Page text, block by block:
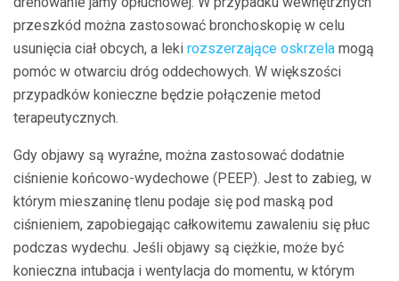
przeszkód można zastosować bronchoskopię w celu
usunięcia ciał obcych, a leki rozszerzające oskrzela mogą
pomóc w otwarciu dróg oddechowych. W większości
przypadków konieczne będzie połączenie metod
terapeutycznych.
Gdy objawy są wyraźne, można zastosować dodatnie
ciśnienie końcowo-wydechowe (PEEP). Jest to zabieg, w
którym mieszaninę tlenu podaje się pod maską pod
ciśnieniem, zapobiegając całkowitemu zawaleniu się płuc
podczas wydechu. Jeśli objawy są ciężkie, może być
konieczna intubacja i wentylacja do momentu, w którym